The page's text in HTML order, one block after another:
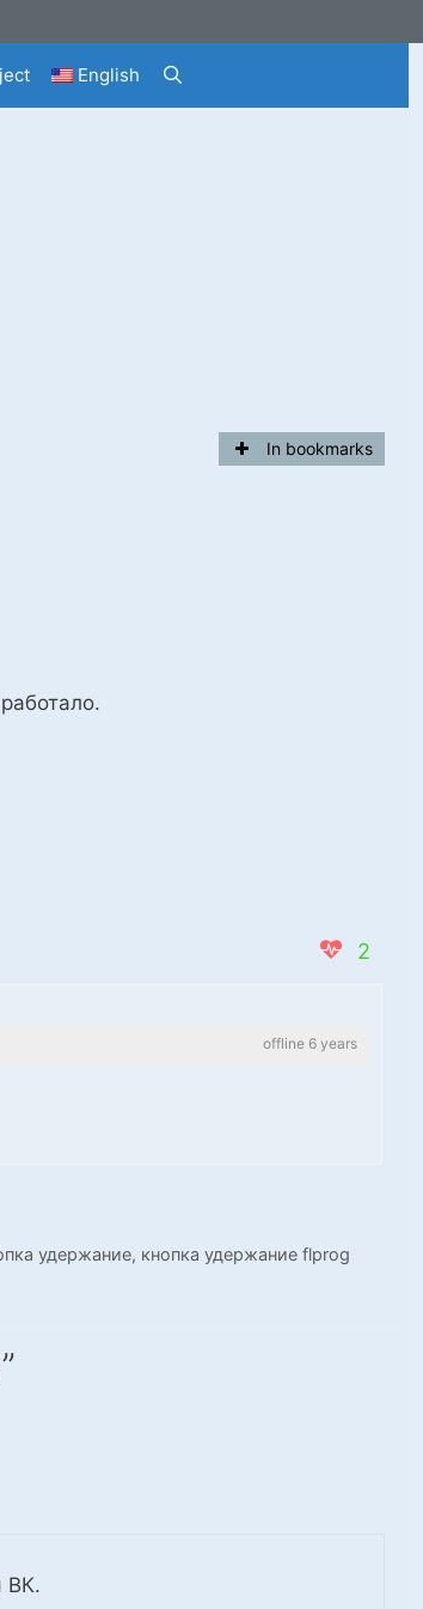
English
In bookmarks
2
offline 6 years
удержание, кнопка удержание flprog
ВК.